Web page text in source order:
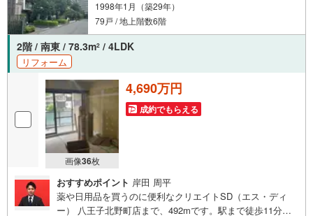
1998年1月（築29年）
79戸 / 地上階数6階
2階 / 南東 / 78.3m2 / 4LDK
リフォーム
画像36枚
4,690万円
成約でもらえる
おすすめポイント 岸田 周平
薬や日用品を買うのに便利なクリエイトSD（エス・ディ
ー） 八王子北野町店まで、492mです。駅まで徒歩11分の